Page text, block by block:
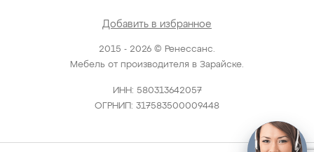
2015 - 2026 © Ренессанс.
Мебель от производителя в Зарайске.
ИНН: 580313642057
ОГРНИП: 317583500009448
Добавить в избранное